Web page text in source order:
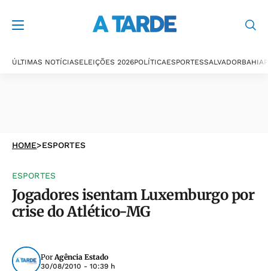
ÚLTIMAS NOTÍCIASELEIÇÕES 2026POLÍTICAESPORTESSALVADORBAHIA
HOME>ESPORTES
ESPORTES
Jogadores isentam Luxemburgo por
crise do Atlético-MG
PorAgência Estado
30/08/2010 - 10:39 h